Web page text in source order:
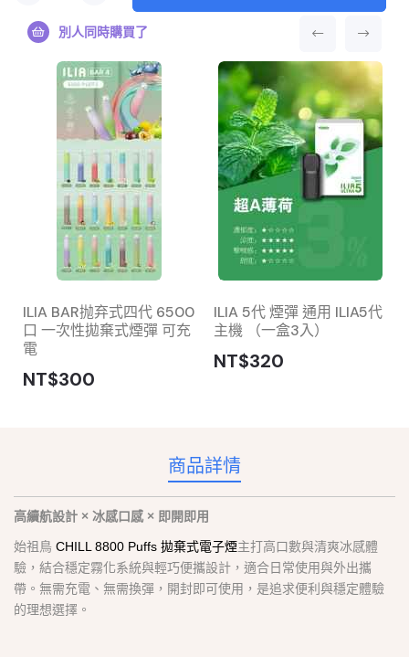
別人同時購買了
ILIA BAR抛弃式四代 6500
口 一次性拋棄式煙彈 可充
電
NT$300
ILIA 5代 煙彈 通用 ILIA5代
主機 （一盒3入）
NT$320
商品詳情
高續航設計 × 冰感口感 × 即開即用
始祖鳥 CHILL 8800 Puffs 拋棄式電子煙主打高口數與清爽冰感體
驗，結合穩定霧化系統與輕巧便攜設計，適合日常使用與外出攜
帶。無需充電、無需換彈，開封即可使用，是追求便利與穩定體驗
的理想選擇。